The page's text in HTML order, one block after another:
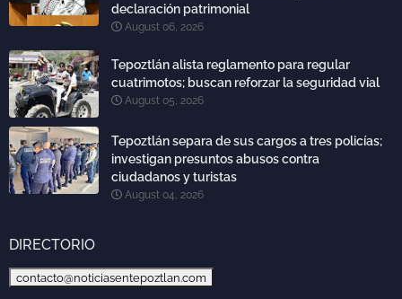
declaración patrimonial
August 06, 2026
Tepoztlán alista reglamento para regular
cuatrimotos; buscan reforzar la seguridad vial
August 05, 2026
Tepoztlán separa de sus cargos a tres policías;
investigan presuntos abusos contra
ciudadanos y turistas
August 04, 2026
DIRECTORIO
contacto@noticiasentepoztlan.com